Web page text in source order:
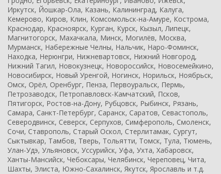
Иркутск, Йошкар-Ола, Казань, Калининград, Калуга,
Кемерово, Киров, Клин, Комсомольск-на-Амуре, Кострома,
Краснодар, Красноярск, Курган, Курск, Кызыл, Липецк,
Магнитогорск, Махачкала, Минск, Могилёв, Москва,
Мурманск, Набережные Челны, Нальчик, Наро-Фоминск,
Находка, Нерюнгри, Нижневартовск, Нижний Новгород,
Нижний Тагил, Новокузнецк, Новороссийск, Новосемейкино,
Новосибирск, Новый Уренгой, Ногинск, Норильск, Ноябрьск,
Омск, Орёл, Оренбург, Пенза, Первоуральск, Пермь,
Петрозаводск, Петропавловск-Камчатский, Псков,
Пятигорск, Ростов-на-Дону, Рубцовск, Рыбинск, Рязань,
Самара, Санкт-Петербург, Саранск, Саратов, Севастополь,
Северодвинск, Северск, Серпухов, Симферополь, Смоленск,
Сочи, Ставрополь, Старый Оскол, Стерлитамак, Сургут,
Сыктывкар, Тамбов, Тверь, Тольятти, Томск, Тула, Тюмень,
Улан-Удэ, Ульяновск, Уссурийск, Уфа, Ухта, Хабаровск,
Ханты-Мансийск, Чебоксары, Челябинск, Череповец, Чита,
Шахты, Элиста, Южно-Сахалинск, Якутск, Ярославль и т.д.